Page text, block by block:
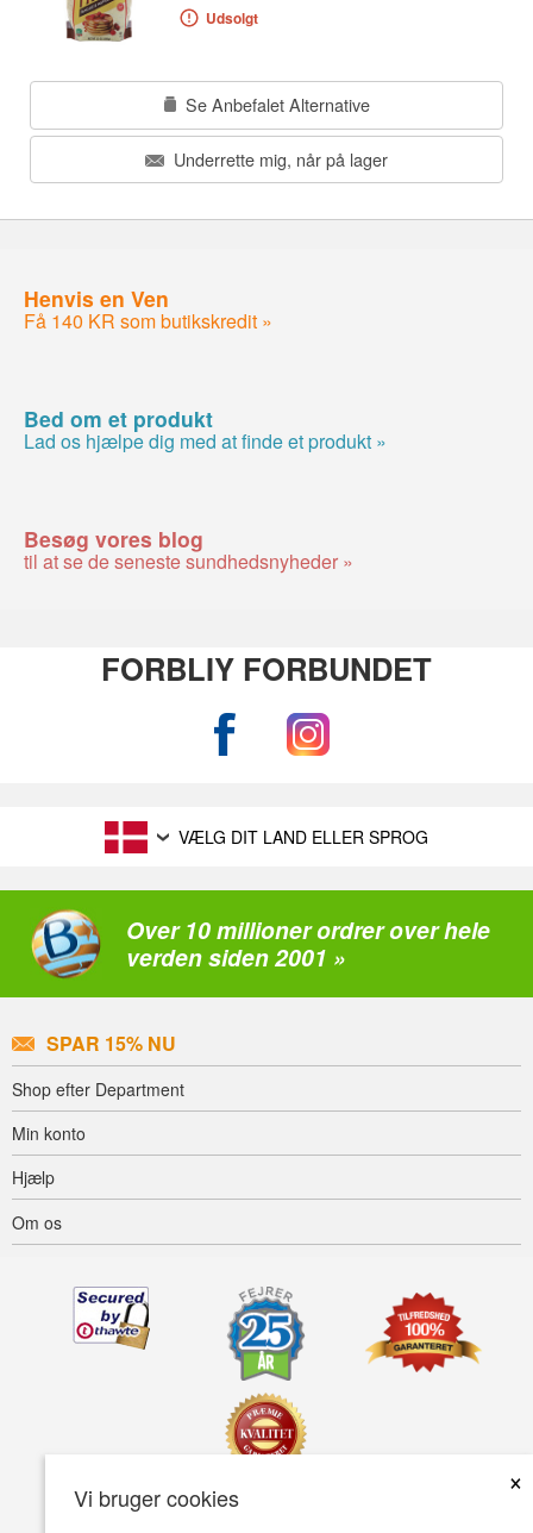
Vi bruger cookies
×
Udsolgt
Se Anbefalet Alternative
Underrette mig, når på lager
Henvis en Ven
Få 140 KR som butikskredit »
Bed om et produkt
Lad os hjælpe dig med at finde et produkt »
Besøg vores blog
til at se de seneste sundhedsnyheder »
FORBLIY FORBUNDET
VÆLG DIT LAND ELLER SPROG
Over 10 millioner ordrer over hele
verden siden 2001 »
SPAR 15% NU
Shop efter Department
Min konto
Hjælp
Om os